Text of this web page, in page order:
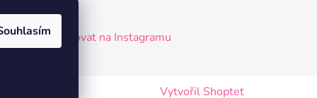
Sledovat na Instagramu
Vytvořil Shoptet